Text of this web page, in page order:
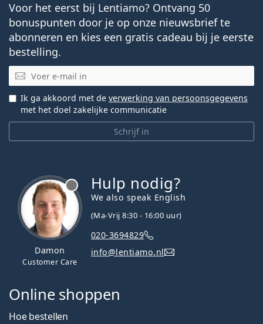
Voor het eerst bij Lentiamo? Ontvang 50
bonuspunten door je op onze nieuwsbrief te
abonneren en kies een gratis cadeau bij je eerste
bestelling.
E-mail
Schrijf in
Ik ga akkoord met de verwerking van persoonsgegevens
met het doel zakelijke communicatie
Damon
Customer Care
Hulp nodig?
We also speak English
(Ma-Vrij 8:30 - 16:00 uur)
020-3694829
info@lentiamo.nl
Online shoppen
Hoe bestellen